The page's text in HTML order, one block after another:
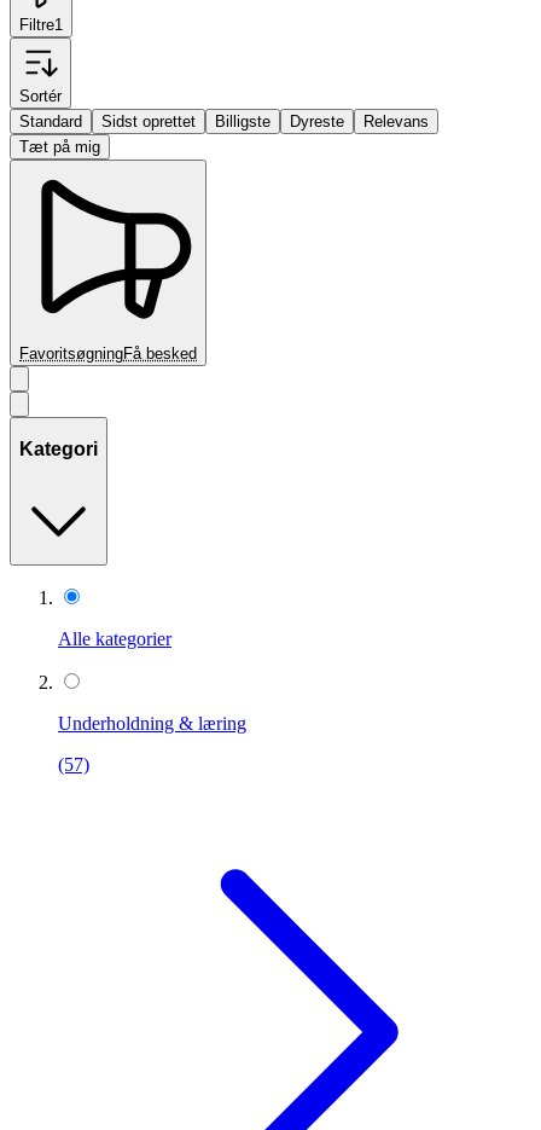
Filtre1
Sortér
Standard
Sidst oprettet Billigste Dyreste
Relevans
Tæt på mig
FavoritsøgningFå besked
Kategori
Alle kategorier
Underholdning & læring
(57)